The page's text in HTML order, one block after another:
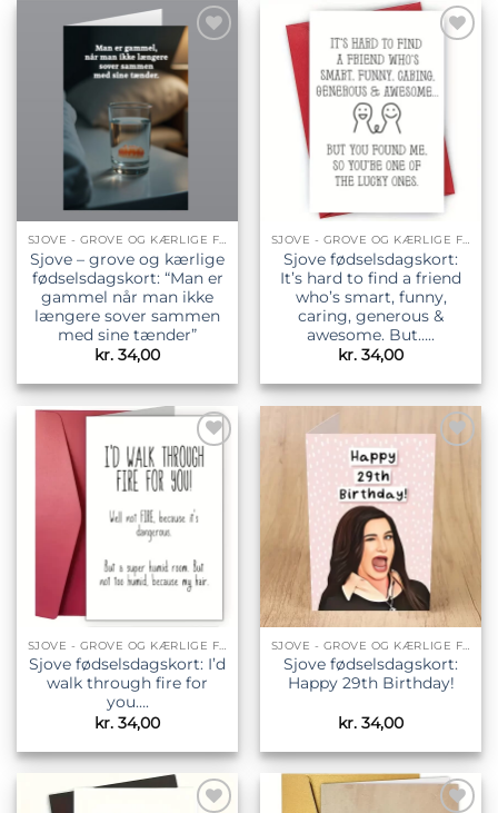
Tilføj til
ønskeliste
SJOVE - GROVE OG KÆRLIGE FØDSELSDAGSKORT
Sjove – grove og kærlige
fødselsdagskort: “Man er
gammel når man ikke
længere sover sammen
med sine tænder”
kr. 34,00
Tilføj til
ønskeliste
SJOVE - GROVE OG KÆRLIGE FØDSELSDAGSKORT
Sjove fødselsdagskort:
It’s hard to find a friend
who’s smart, funny,
caring, generous &
awesome. But…..
kr. 34,00
Tilføj til
ønskeliste
Sjove fødselsdagskort: I’d
walk through fire for
you….
kr. 34,00
Sjove fødselsdagskort:
Happy 29th Birthday!
kr. 34,00